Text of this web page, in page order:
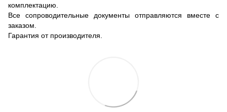
комплектацию.
Все сопроводительные документы отправляются вместе с
заказом.
Гарантия от производителя.